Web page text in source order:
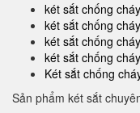
két sắt chống
két sắt chống
két sắt chống
két sắt chống
Két sắt chống
Sản phẩm két sắt